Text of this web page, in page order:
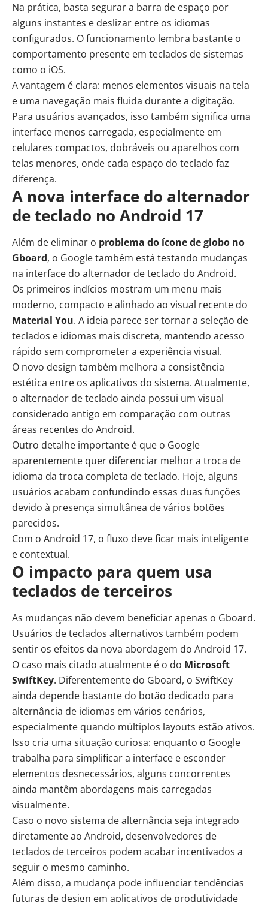
Na prática, basta segurar a barra de espaço por
alguns instantes e deslizar entre os idiomas
configurados. O funcionamento lembra bastante o
comportamento presente em teclados de sistemas
como o iOS.
A vantagem é clara: menos elementos visuais na tela
e uma navegação mais fluida durante a digitação.
Para usuários avançados, isso também significa uma
interface menos carregada, especialmente em
celulares compactos, dobráveis ou aparelhos com
telas menores, onde cada espaço do teclado faz
diferença.
A nova interface do alternador
de teclado no Android 17
Além de eliminar o problema do ícone de globo no
Gboard, o Google também está testando mudanças
na interface do alternador de teclado do Android.
Os primeiros indícios mostram um menu mais
moderno, compacto e alinhado ao visual recente do
Material You. A ideia parece ser tornar a seleção de
teclados e idiomas mais discreta, mantendo acesso
rápido sem comprometer a experiência visual.
O novo design também melhora a consistência
estética entre os aplicativos do sistema. Atualmente,
o alternador de teclado ainda possui um visual
considerado antigo em comparação com outras
áreas recentes do Android.
Outro detalhe importante é que o Google
aparentemente quer diferenciar melhor a troca de
idioma da troca completa de teclado. Hoje, alguns
usuários acabam confundindo essas duas funções
devido à presença simultânea de vários botões
parecidos.
Com o Android 17, o fluxo deve ficar mais inteligente
e contextual.
O impacto para quem usa
teclados de terceiros
As mudanças não devem beneficiar apenas o Gboard.
Usuários de teclados alternativos também podem
sentir os efeitos da nova abordagem do Android 17.
O caso mais citado atualmente é o do Microsoft
SwiftKey. Diferentemente do Gboard, o SwiftKey
ainda depende bastante do botão dedicado para
alternância de idiomas em vários cenários,
especialmente quando múltiplos layouts estão ativos.
Isso cria uma situação curiosa: enquanto o Google
trabalha para simplificar a interface e esconder
elementos desnecessários, alguns concorrentes
ainda mantêm abordagens mais carregadas
visualmente.
Caso o novo sistema de alternância seja integrado
diretamente ao Android, desenvolvedores de
teclados de terceiros podem acabar incentivados a
seguir o mesmo caminho.
Além disso, a mudança pode influenciar tendências
futuras de design em aplicativos de produtividade